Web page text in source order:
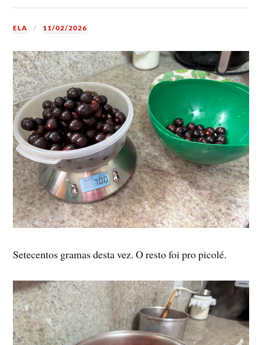
ELA 11/02/2026
Setecentos gramas desta vez. O resto foi pro picolé.